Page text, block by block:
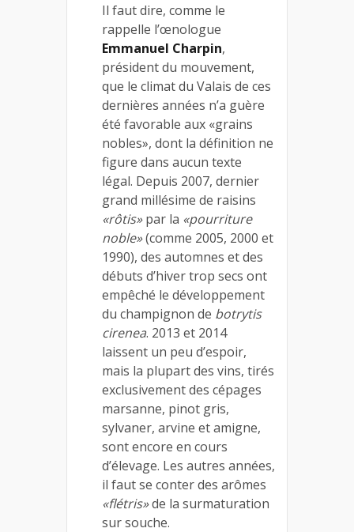
Il faut dire, comme le
rappelle l’œnologue
Emmanuel Charpin,
président du mouvement,
que le climat du Valais de ces
dernières années n’a guère
été favorable aux «grains
nobles», dont la définition ne
figure dans aucun texte
légal. Depuis 2007, dernier
grand millésime de raisins
«rôtis»par la «pourriture
noble»(comme 2005, 2000 et
1990), des automnes et des
débuts d’hiver trop secs ont
empêché le développement
du champignon de botrytis
cirenea. 2013 et 2014
laissent un peu d’espoir,
mais la plupart des vins, tirés
exclusivement des cépages
marsanne, pinot gris,
sylvaner, arvine et amigne,
sont encore en cours
d’élevage. Les autres années,
il faut se conter des arômes
«flétris»de la surmaturation
sur souche.